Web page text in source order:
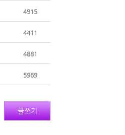
4915
4411
4881
5969
글쓰기